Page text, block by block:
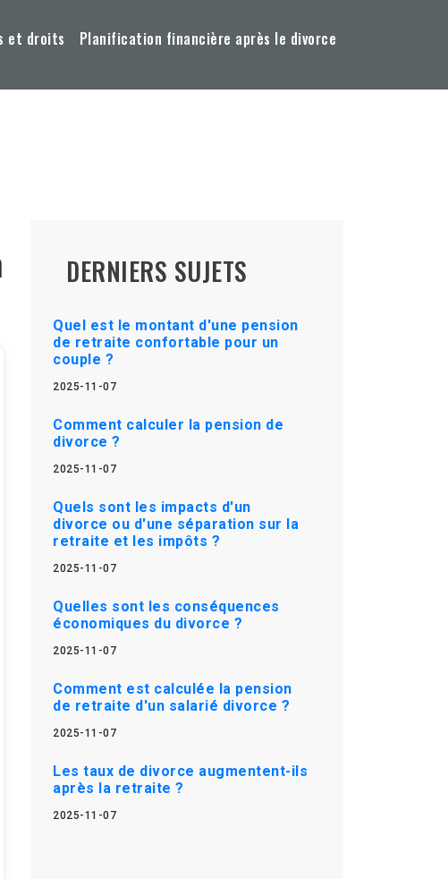
et droits Planification financière après le divorce
DERNIERS SUJETS
Quel est le montant d'une pension
de retraite confortable pour un
couple ?
2025-11-07
Comment calculer la pension de
divorce ?
2025-11-07
Quels sont les impacts d'un
divorce ou d'une séparation sur la
retraite et les impôts ?
2025-11-07
Quelles sont les conséquences
économiques du divorce ?
2025-11-07
Comment est calculée la pension
de retraite d'un salarié divorce ?
2025-11-07
Les taux de divorce augmentent-ils
après la retraite ?
2025-11-07